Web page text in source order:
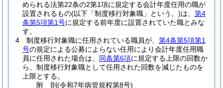
められる法第22条の2第1項に規定する会計年度任用の職が
設置されるもの(以下「制度移行対象職」という。)は、 第4
条第5項第1号に規定する前年度に設置されていた職とみな
す。
4
制度移行対象職に任用されている職員が、 第4条第5項第1
号の規定による公募によらない任用により会計年度任用職
員に任用された場合は、 同条第6項に規定する上限の回数か
ら、制度移行対象職として任用された回数を減じたものを
上限とする。
附 則(令和7年病管規程第8号)